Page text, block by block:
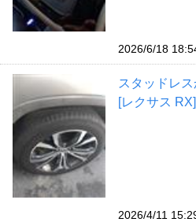
2026/6/18
スタッドレ
[レクサス RX]
2026/4/11